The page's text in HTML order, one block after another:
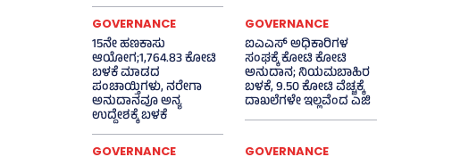
GOVERNANCE
15ನೇ ಹಣಕಾಸು
ಆಯೋಗ;1,764.83 ಕೋಟಿ
ಬಳಕೆ ಮಾಡದ
ಪಂಚಾಯ್ತಿಗಳು, ನರೇಗಾ
ಅನುದಾನವೂ ಅನ್ಯ
ಉದ್ದೇಶಕ್ಕೆ ಬಳಕೆ
GOVERNANCE
ಐಎಎಸ್‌ ಅಧಿಕಾರಿಗಳ
ಸಂಘಕ್ಕೆ ಕೋಟಿ ಕೋಟಿ
ಅನುದಾನ; ನಿಯಮಬಾಹಿರ
ಬಳಕೆ, 9.50 ಕೋಟಿ ವೆಚ್ಚಕ್ಕೆ
ದಾಖಲೆಗಳೇ ಇಲ್ಲವೆಂದ ಎಜಿ
GOVERNANCE GOVERNANCE